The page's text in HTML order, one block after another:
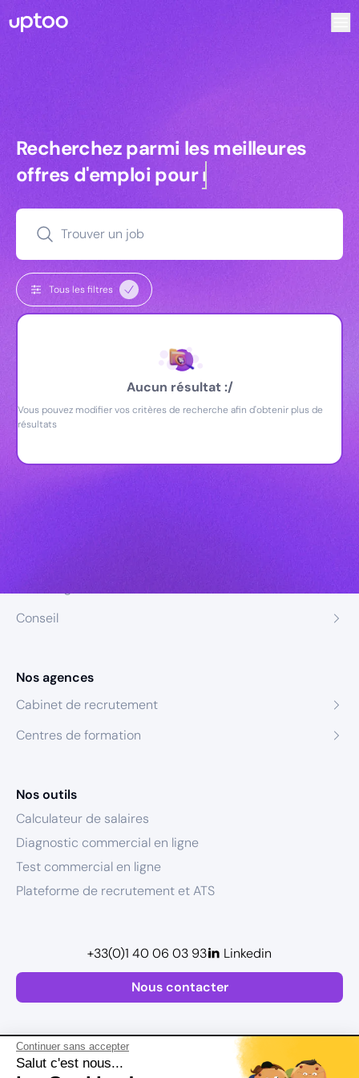
Continuer sans accepter
Salut c'est nous...
Recherchez parmi les meilleures
Recherchez parmi les meilleures
offres d'emploi pourcommerciaux
Trouver un job
Tous les filtres
Aucun résultat :/
Vous pouvez modifier vos critères de recherche afin d'obtenir plus de
résultats
Conseil
Nos agences
Cabinet de recrutement
Centres de formation
Nos outils
Calculateur de salaires
Diagnostic commercial en ligne
Test commercial en ligne
Plateforme de recrutement et ATS
Nous contacter
+33(0)1 40 06 03 93 Linkedin